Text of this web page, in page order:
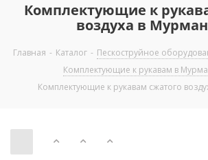
Комплектующие к
воздуха в
Главная - Каталог - Пескоструйное
Комплектующие к рукавам в
Комплектующие к рукавам сжатого